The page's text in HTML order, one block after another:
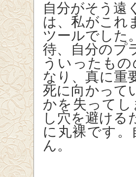
自分がそう遠
は、私がこれ
ツールでした
待、自分のプ
ういったも
なり、真に重
死に向かって
かを失って
し穴を避ける
に丸裸です
ん。